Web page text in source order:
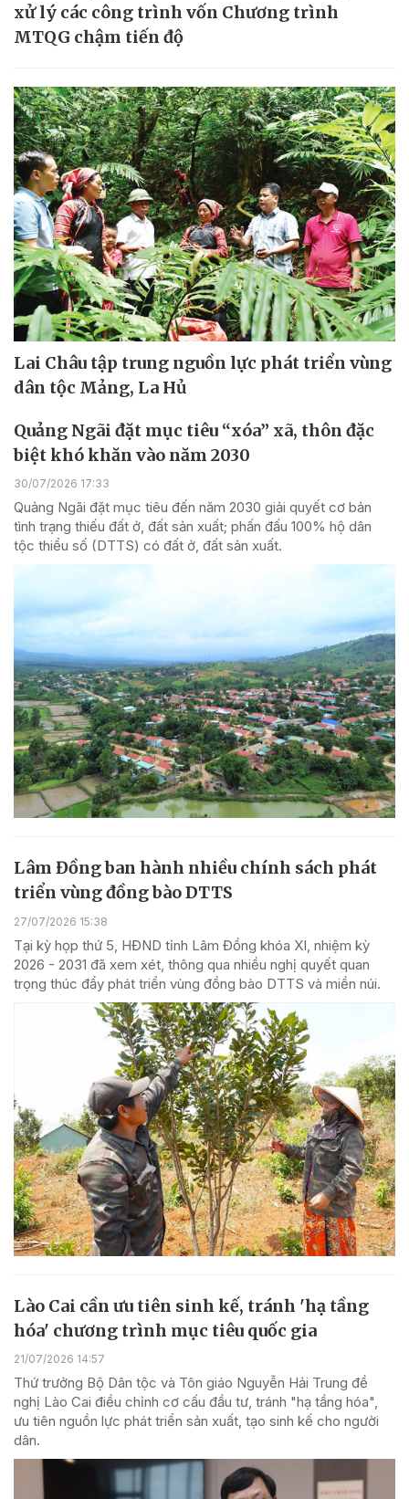
xử lý các công trình vốn Chương trình
MTQG chậm tiến độ
Lai Châu tập trung nguồn lực phát triển vùng
dân tộc Mảng, La Hủ
Quảng Ngãi đặt mục tiêu “xóa” xã, thôn đặc
biệt khó khăn vào năm 2030
30/07/2026 17:33
Quảng Ngãi đặt mục tiêu đến năm 2030 giải quyết cơ bản
tình trạng thiếu đất ở, đất sản xuất; phấn đấu 100% hộ dân
tộc thiểu số (DTTS) có đất ở, đất sản xuất.
Lâm Đồng ban hành nhiều chính sách phát
triển vùng đồng bào DTTS
27/07/2026 15:38
Tại kỳ họp thứ 5, HĐND tỉnh Lâm Đồng khóa XI, nhiệm kỳ
2026 - 2031 đã xem xét, thông qua nhiều nghị quyết quan
trọng thúc đẩy phát triển vùng đồng bào DTTS và miền núi.
Lào Cai cần ưu tiên sinh kế, tránh 'hạ tầng
hóa' chương trình mục tiêu quốc gia
21/07/2026 14:57
Thứ trưởng Bộ Dân tộc và Tôn giáo Nguyễn Hải Trung đề
nghị Lào Cai điều chỉnh cơ cấu đầu tư, tránh "hạ tầng hóa",
ưu tiên nguồn lực phát triển sản xuất, tạo sinh kế cho người
dân.